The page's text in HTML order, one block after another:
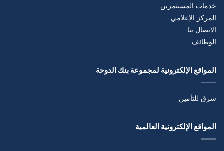
خدمات المستثمرين
المركز الإعلامي
الاتصال بنا
الوظائف
المواقع الإلكترونية لمجموعة بنك الدوحة
شرق للتأمين
المواقع الإلكترونية العالمية